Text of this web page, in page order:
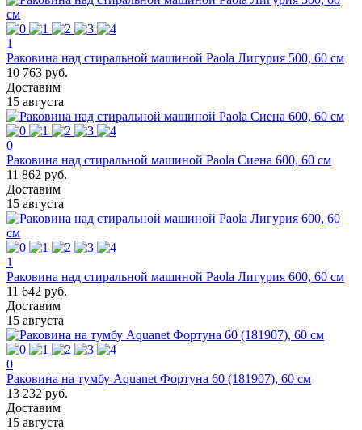
1
Раковина над стиральной машиной Paola Лигурия 500, 60 см
10 763 руб.
Доставим
15 августа
0
Раковина над стиральной машиной Paola Сиена 600, 60 см
11 862 руб.
Доставим
15 августа
1
Раковина над стиральной машиной Paola Лигурия 600, 60 см
11 642 руб.
Доставим
15 августа
0
Раковина на тумбу Aquanet Фортуна 60 (181907), 60 см
13 232 руб.
Доставим
15 августа